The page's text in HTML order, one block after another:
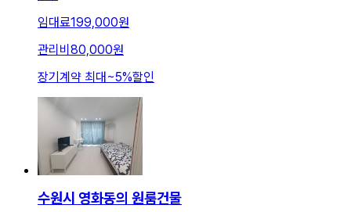
임대료199,000원
관리비 80,000원
장기계약 최대~5%할인
수원시 영화동의 원룸건물